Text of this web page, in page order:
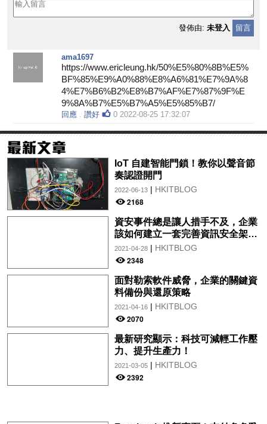
發佈由: 未登入 留言
ama1697
https://www.ericleung.hk/50%E5%80%8B%E5%
BF%85%E9%A0%88%E8%A6%81%E7%9A%8
4%E7%B6%B2%E8%B7%AF%E7%87%9F%E
9%8A%B7%E5%B7%A5%E5%85%B7/
回應. 讚好 0 2022-08-25 17:32:07
IoT 自建智能門鎖！教你以聲音節
奏認證開門
2022-06-13| HKITBLOG
2168
資安事件總是讓人措手不及，企業
該如何建立一套完善資訊安全架
構？
2021-04-28| HKITBLOG
2348
面對勒索軟件威脅，企業的關鍵資
料備份與還原策略
2021-04-16| HKITBLOG
2070
最新研究顯示：科技可減輕工作壓
力、提升生產力！
2021-03-05| HKITBLOG
2392